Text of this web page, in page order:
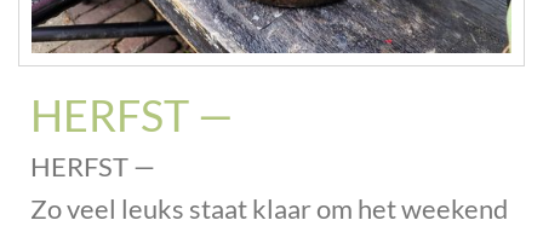
HERFST —
HERFST —
Zo veel leuks staat klaar om het weekend